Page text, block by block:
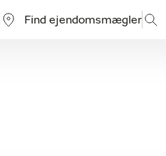
Find ejendomsmægler